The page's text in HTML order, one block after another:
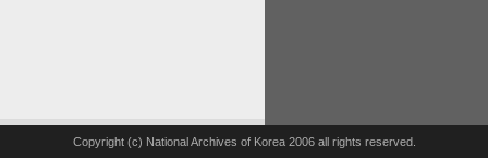
Copyright (c) National Archives of Korea 2006 all rights reserved.